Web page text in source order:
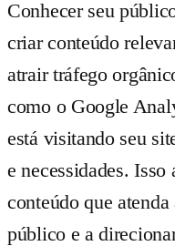
Conhecer seu
criar conteúdo
atrair tráfego
como o Google
está visitando seu
e necessidades.
conteúdo que atenda
público e a